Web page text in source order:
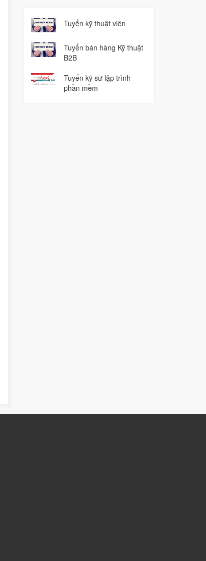
Tuyển kỹ thuật viên
Tuyển bán hàng Kỹ thuật
B2B
Tuyển kỹ sư lập trình
phần mềm